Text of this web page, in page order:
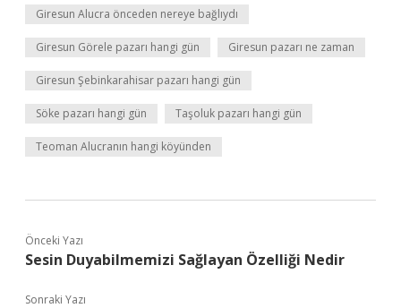
Giresun Alucra önceden nereye bağlıydı
Giresun Görele pazarı hangi gün Giresun pazarı ne zaman
Giresun Şebinkarahisar pazarı hangi gün
Söke pazarı hangi gün Taşoluk pazarı hangi gün
Teoman Alucranın hangi köyünden
Önceki Yazı
Sesin Duyabilmemizi Sağlayan Özelliği Nedir
Sonraki Yazı